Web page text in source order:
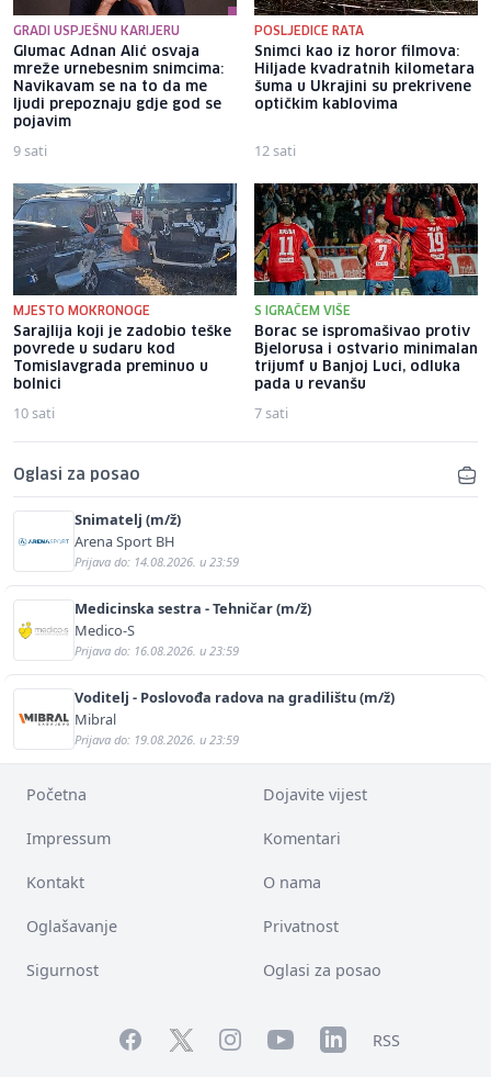
GRADI USPJEŠNU KARIJERU
Glumac Adnan Alić osvaja
mreže urnebesnim snimcima:
Navikavam se na to da me
ljudi prepoznaju gdje god se
pojavim
9 sati
POSLJEDICE RATA
Snimci kao iz horor filmova:
Hiljade kvadratnih kilometara
šuma u Ukrajini su prekrivene
optičkim kablovima
12 sati
MJESTO MOKRONOGE
Sarajlija koji je zadobio teške
povrede u sudaru kod
Tomislavgrada preminuo u
bolnici
10 sati
S IGRAČEM VIŠE
Borac se ispromašivao protiv
Bjelorusa i ostvario minimalan
trijumf u Banjoj Luci, odluka
pada u revanšu
7 sati
Oglasi za posao
Snimatelj (m/ž)
Arena Sport BH
Prijava do: 14.08.2026. u 23:59
Medicinska sestra - Tehničar (m/ž)
Medico-S
Prijava do: 16.08.2026. u 23:59
Voditelj - Poslovođa radova na gradilištu (m/ž)
Mibral
Prijava do: 19.08.2026. u 23:59
Početna Dojavite vijest
Impressum Komentari
Kontakt O nama
Oglašavanje Privatnost
Sigurnost Oglasi za posao
FacebookTwitterInstagramYouTubeLinkedInRSS